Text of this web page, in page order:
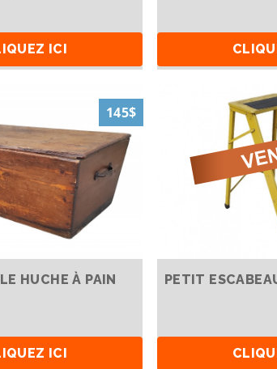
ICI
145$
HUCHE À PAIN
ICI
PETIT